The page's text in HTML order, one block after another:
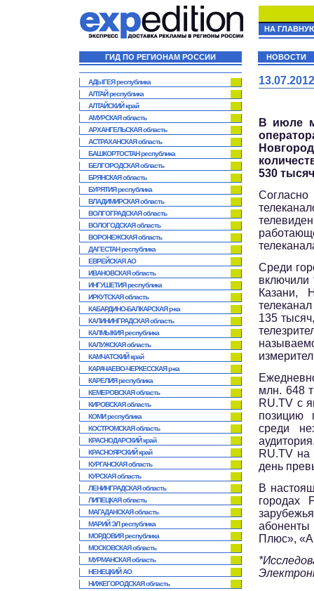
НА
ГИД ПО РЕГИОНАМ РОССИИ
АДЫГЕЯ республика
АЛТАЙ республика
АЛТАЙСКИЙ край
АМУРСКАЯ область
АРХАНГЕЛЬСКАЯ область
АСТРАХАНСКАЯ область
БАШКОРТОСТАН республика
БЕЛГОРОДСКАЯ область
БРЯНСКАЯ область
БУРЯТИЯ республика
ВЛАДИМИРСКАЯ область
ВОЛГОГРАДСКАЯ область
ВОЛОГОДСКАЯ область
ВОРОНЕЖСКАЯ область
ДАГЕСТАН республика
ЕВРЕЙСКАЯ АО
ИВАНОВСКАЯ область
ИНГУШЕТИЯ республика
ИРКУТСКАЯ область
КАБАРДИНО-БАЛКАРСКАЯ р-ка
КАЛИНИНГРАДСКАЯ область
КАЛМЫКИЯ республика
КАЛУЖСКАЯ область
КАМЧАТСКИЙ край
КАРАЧАЕВО-ЧЕРКЕССКАЯ р-ка
КАРЕЛИЯ республика
КЕМЕРОВСКАЯ область
КИРОВСКАЯ область
КОМИ республика
КОСТРОМСКАЯ область
КРАСНОДАРСКИЙ край
КРАСНОЯРСКИЙ край
КУРГАНСКАЯ область
КУРСКАЯ область
ЛЕНИНГРАДСКАЯ область
ЛИПЕЦКАЯ область
МАГАДАНСКАЯ область
МАРИЙ ЭЛ республика
МОРДОВИЯ республика
МОСКОВСКАЯ область
МУРМАНСКАЯ область
НЕНЕЦКИЙ АО
НИЖЕГОРОДСКАЯ область
НОВОСТИ
В июле
530
Среди
включили
Казани,
135
млн. 648
RU.TV с
позицию
среди
RU.TV на
день
В
городах
абоненты
Плюс»,